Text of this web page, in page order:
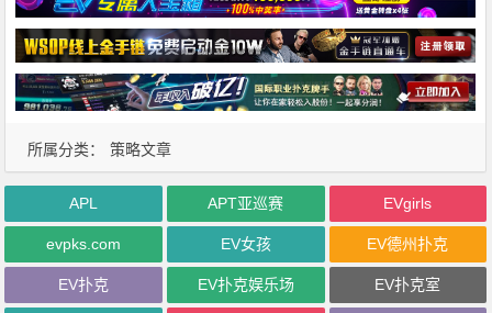
所属分类： 策略文章
APL APT亚巡赛 EVgirls
evpks.com EV女孩 EV德州扑克
EV扑克 EV扑克娱乐场 EV扑克室